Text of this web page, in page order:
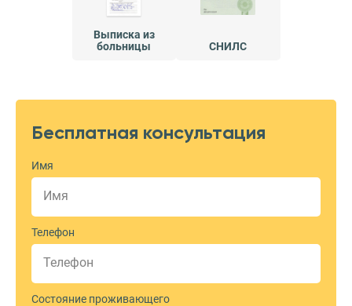
Выписка из
больницы
СНИЛС
Бесплатная консультация
Имя
Телефон
Состояние проживающего